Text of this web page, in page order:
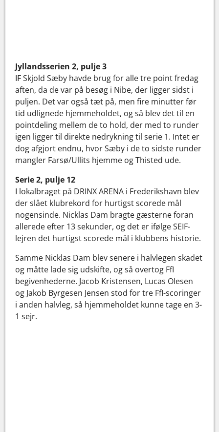
Jyllandsserien 2, pulje 3
IF Skjold Sæby havde brug for alle tre point fredag
aften, da de var på besøg i Nibe, der ligger sidst i
puljen. Det var også tæt på, men fire minutter før
tid udlignede hjemmeholdet, og så blev det til en
pointdeling mellem de to hold, der med to runder
igen ligger til direkte nedrykning til serie 1. Intet er
dog afgjort endnu, hvor Sæby i de to sidste runder
mangler Farsø/Ullits hjemme og Thisted ude.
Serie 2, pulje 12
I lokalbraget på DRINX ARENA i Frederikshavn blev
der slået klubrekord for hurtigst scorede mål
nogensinde. Nicklas Dam bragte gæsterne foran
allerede efter 13 sekunder, og det er ifølge SEIF-
lejren det hurtigst scorede mål i klubbens historie.
Samme Nicklas Dam blev senere i halvlegen skadet
og måtte lade sig udskifte, og så overtog FfI
begivenhederne. Jacob Kristensen, Lucas Olesen
og Jakob Byrgesen Jensen stod for tre FfI-scoringer
i anden halvleg, så hjemmeholdet kunne tage en 3-
1 sejr.